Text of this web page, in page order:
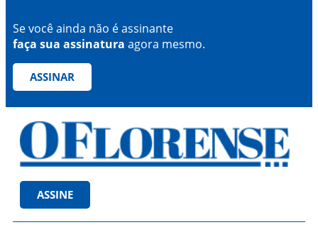
Se você ainda não é assinante
faça sua assinatura agora mesmo.
ASSINAR
ASSINE